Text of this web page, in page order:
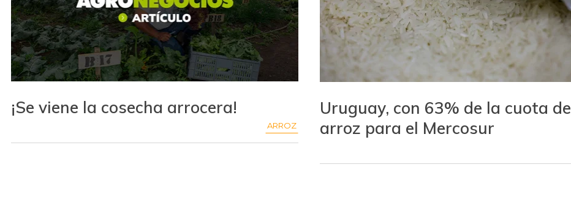
¡Se viene la cosecha arrocera!
ARROZ
Uruguay, con 63% de la cuota de
arroz para el Mercosur